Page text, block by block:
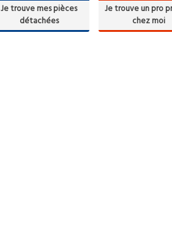
Je trouve mes pièces
détachées
Je trouve un pro
chez moi